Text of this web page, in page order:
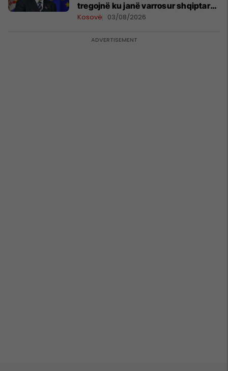
tregojnë ku janë varrosur shqiptarët
në Serbi
Kosovë 03/08/2026